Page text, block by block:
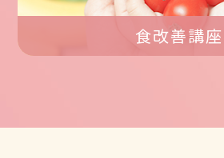
食改善講座